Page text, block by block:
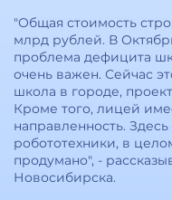
"Общая стоимость
млрд рублей. В
проблема дефицита
очень важен. Сейчас
школа в городе,
Кроме того, лицей
направленность.
робототехники, в
продумано", -
Новосибирска.